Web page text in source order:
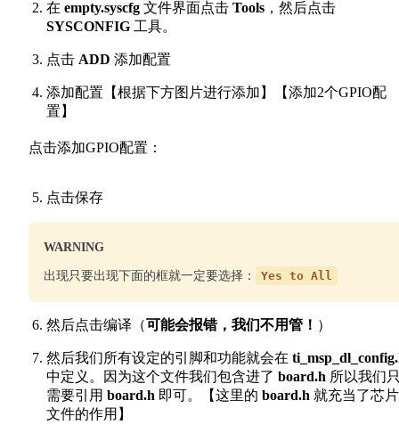
在 empty.syscfg 文件界面点击 Tools ，然后点击
SYSCONFIG 工具。
点击 ADD 添加配置
添加配置【根据下方图片进行添加】【添加2个GPIO配
置】
点击添加GPIO配置：
点击保存
WARNING
出现只要出现下面的框就一定要选择： Yes to All
然后点击编译（可能会报错，我们不用管！ ）
然后我们所有设定的引脚和功能就会在
中定义。因为这个文件我们包含进了 board.h 所以我们
需要引用 board.h 即可。【这里的 board.h 就充当了芯
文件的作用】